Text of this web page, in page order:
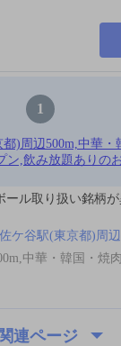
1
)周辺500m,中華・
ン,飲み放題ありの
ル取り扱い銘柄が
ケ谷駅(東京都)周
中華・韓国・焼
関連ページ